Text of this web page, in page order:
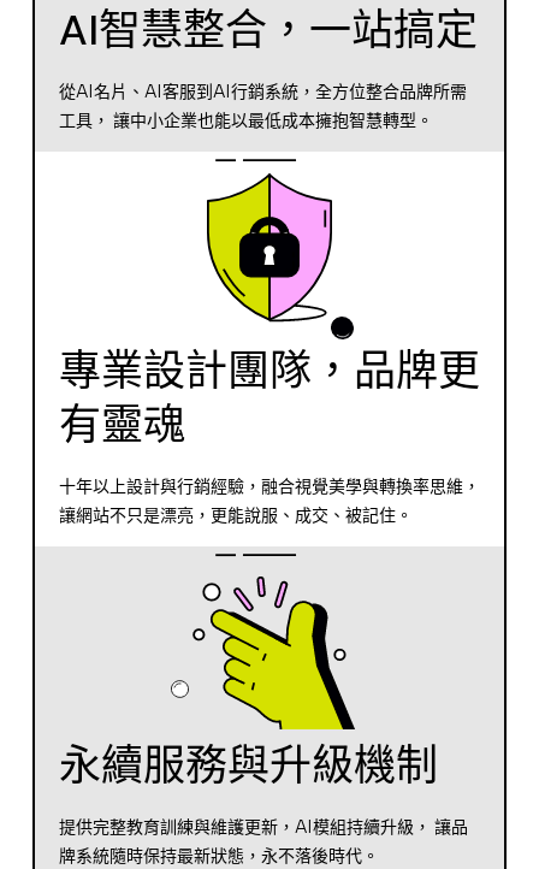
AI智慧整合，一站搞定
從AI名片、AI客服到AI行銷系統，全方位整合品牌所需
工具， 讓中小企業也能以最低成本擁抱智慧轉型。
專業設計團隊，品牌更
有靈魂
十年以上設計與行銷經驗，融合視覺美學與轉換率思維，
讓網站不只是漂亮，更能說服、成交、被記住。
永續服務與升級機制
提供完整教育訓練與維護更新，AI模組持續升級， 讓品
牌系統隨時保持最新狀態，永不落後時代。